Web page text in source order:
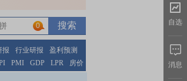
0
报 行业研报
盈利预测
PMI GDP LPR 房价
自选
消息